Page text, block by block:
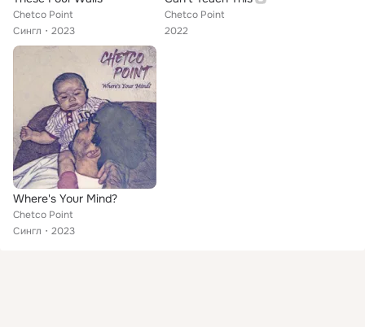
Chetco Point
Сингл
2023
Chetco Point
2022
Where's Your Mind?
Chetco Point
Сингл
2023